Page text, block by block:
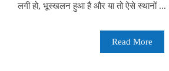
लगी हो, भूस्खलन हुआ है और या तो ऐसे स्थानों ...
Read More